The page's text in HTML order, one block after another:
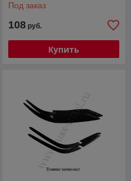
Под заказ
108 руб.
Купить